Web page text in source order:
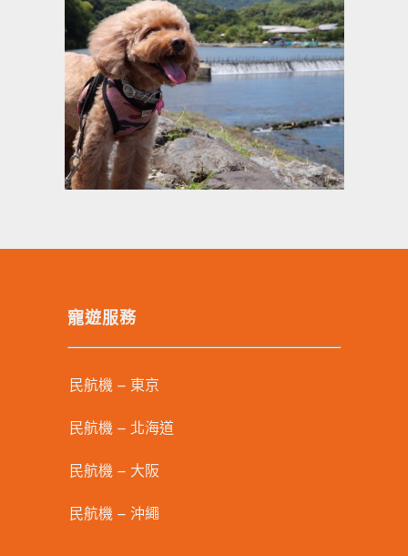
寵遊服務
民航機 – 東京
民航機 – 北海道
民航機 – 大阪
民航機 – 沖繩